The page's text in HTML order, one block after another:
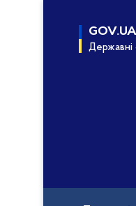
GOV.UA
Державні